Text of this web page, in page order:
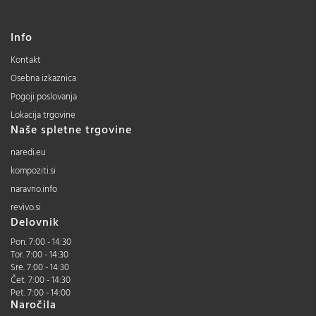
Info
Kontakt
Osebna izkaznica
Pogoji poslovanja
Lokacija trgovine
Naše spletne trgovine
naredi.eu
kompoziti.si
naravno.info
revivo.si
Delovnik
Pon. 7:00 - 14:30
Tor. 7:00 - 14:30
Sre. 7:00 - 14:30
Čet. 7:00 - 14:30
Pet. 7:00 - 14:00
Naročila